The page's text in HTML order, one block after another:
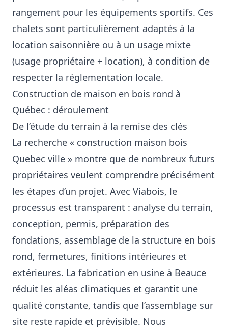
rangement pour les équipements sportifs. Ces
chalets sont particulièrement adaptés à la
location saisonnière ou à un usage mixte
(usage propriétaire + location), à condition de
respecter la réglementation locale.
Construction de maison en bois rond à
Québec : déroulement
De l’étude du terrain à la remise des clés
La recherche « construction maison bois
Quebec ville » montre que de nombreux futurs
propriétaires veulent comprendre précisément
les étapes d’un projet. Avec Viabois, le
processus est transparent : analyse du terrain,
conception, permis, préparation des
fondations, assemblage de la structure en bois
rond, fermetures, finitions intérieures et
extérieures. La fabrication en usine à Beauce
réduit les aléas climatiques et garantit une
qualité constante, tandis que l’assemblage sur
site reste rapide et prévisible. Nous